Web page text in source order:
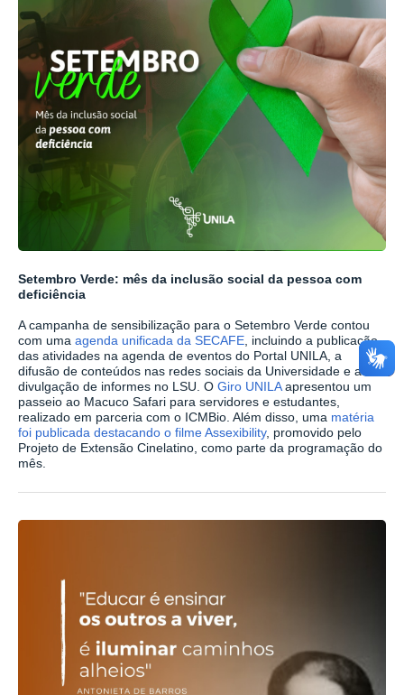
Setembro Verde: mês da inclusão social da pessoa com
deficiência
A campanha de sensibilização para o Setembro Verde contou
com uma agenda unificada da SECAFE, incluindo a publicação
das atividades na agenda de eventos do Portal UNILA, a
difusão de conteúdos nas redes sociais da Universidade e a
divulgação de informes no LSU. O Giro UNILAapresentou um
passeio ao Macuco Safari para servidores e estudantes,
realizado em parceria com o ICMBio. Além disso, uma matéria
foi publicada destacando o filme Assexibility, promovido pelo
Projeto de Extensão Cinelatino, como parte da programação do
mês.